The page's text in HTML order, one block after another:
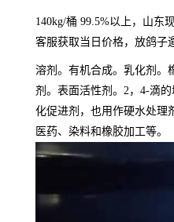
140kg/桶 99.5%以上，山东
客服获取当日价格，放鸽子
溶剂。有机合成。乳化剂。
剂。表面活性剂。2，4-滴
化促进剂，也用作硬水处理
医药、染料和橡胶加工等。